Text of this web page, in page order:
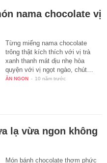
nama chocolate vị
Từng miếng nama chocolate
trông thật kích thích với vị trà
xanh thanh mát dịu nhẹ hòa
quyện với vị ngọt ngào, chút…
ĂN NGON - 10 năm trước
lạ vừa ngon không
Món bánh chocolate thơm phức